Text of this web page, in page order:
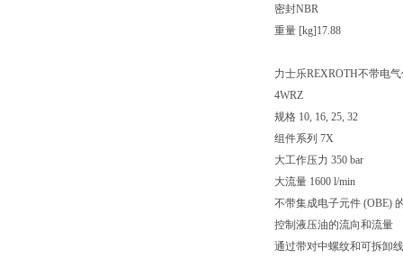
密封NBR
重量 [kg]17.88
力士乐REXROTH不带电
4WRZ
规格 10, 16, 25, 32
组件系列 7X
大工作压力 350 bar
大流量 1600 l/min
不带集成电子元件 (OBE)
控制液压油的流向和流量
通过带对中螺纹和可拆卸